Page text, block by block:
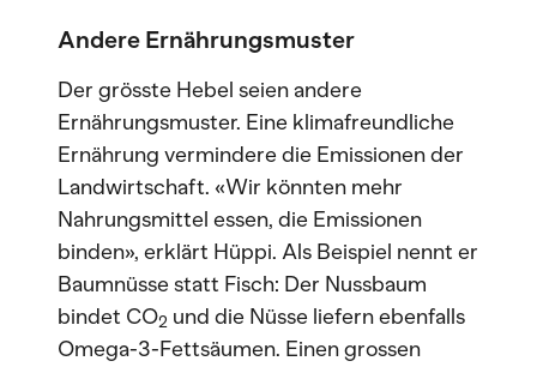
Andere Ernährungsmuster
Der grösste Hebel seien andere
Ernährungsmuster. Eine klimafreundliche
Ernährung vermindere die Emissionen der
Landwirtschaft. «Wir könnten mehr
Nahrungsmittel essen, die Emissionen
binden», erklärt Hüppi. Als Beispiel nennt er
Baumnüsse statt Fisch: Der Nussbaum
bindet CO2 und die Nüsse liefern ebenfalls
Omega-3-Fettsäumen. Einen grossen